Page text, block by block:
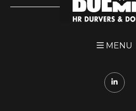
MENU
DOENERS
ONZE MERKEN